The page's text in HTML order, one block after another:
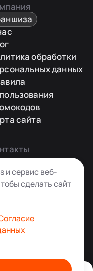
обработки
данных
сайта
звонок
181-55-45
в Москве
права защищены
и сервис веб-
сделать сайт